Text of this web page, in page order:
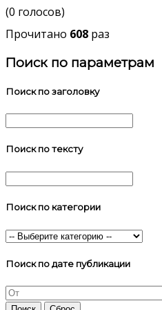
(0 голосов)
Прочитано 608 раз
Поиск по параметрам
Поиск по заголовку
Поиск по тексту
Поиск по категории
Поиск по дате публикации